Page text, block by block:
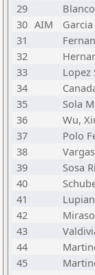
29
30 AIM
31
32
33
Lopez
34
35
Sola
36
Wu,
37
Polo
38
39
Sosa
40
41
42
43
44
45